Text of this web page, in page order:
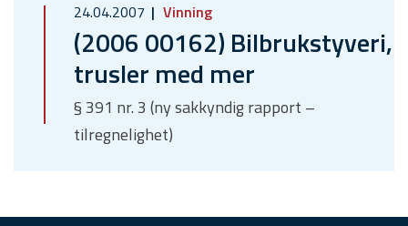
24.04.2007 Vinning
(2006 00162) Bilbrukstyveri,
trusler med mer
§ 391 nr. 3 (ny sakkyndig rapport –
tilregnelighet)